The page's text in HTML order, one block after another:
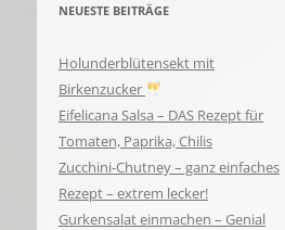
NEUESTE BEITRÄGE
Holunderblütensekt mit
Birkenzucker
Eifelicana Salsa – DAS Rezept für
Tomaten, Paprika, Chilis
Zucchini-Chutney – ganz einfaches
Rezept – extrem lecker!
Gurkensalat einmachen – Genial